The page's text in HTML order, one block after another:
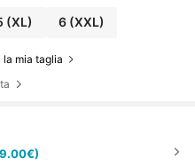
(XL) 6(XXL)
la mia taglia